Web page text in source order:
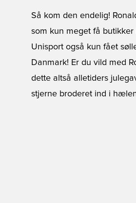
Så kom den endelig!
som kun meget få
Unisport også kun fået
Danmark! Er du vild med
dette altså alletiders
stjerne broderet ind i